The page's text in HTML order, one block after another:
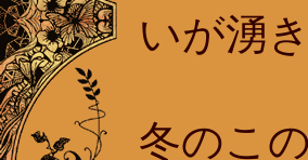
いが湧
冬のこ